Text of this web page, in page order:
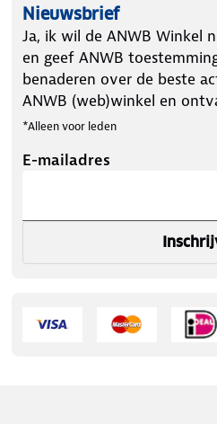
Nieuwsbrief
Ja, ik wil de ANWB Winkel
en geef ANWB
benaderen over de beste
ANWB (web)winkel en
*Alleen voor leden
E-mailadres